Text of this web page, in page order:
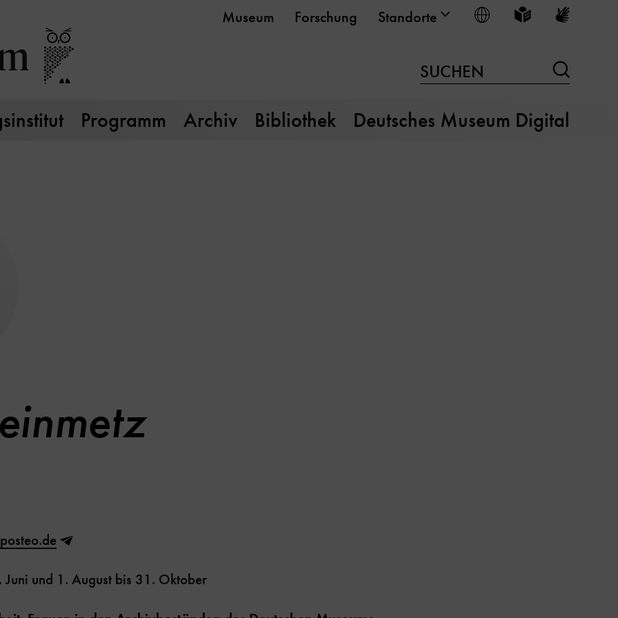
Museum Forschung Standorte Sprache wählen
Leichte Sprache
SUCHEN
Programm Archiv Bibliothek Deutsches Museum Digital
und 1. August bis 31. Oktober